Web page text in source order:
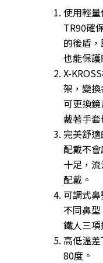
使用輕
TR90確
的後盾
也能保護
X-
架，變
可更換
戴著手套
完美舒
配戴不
十足，
配戴。
可調式
不同鼻
鐵人三
高低溫
80度。